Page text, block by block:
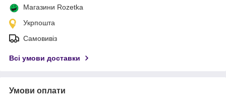
Магазини Rozetka
Укрпошта
Самовивіз
Всі умови доставки
Умови оплати